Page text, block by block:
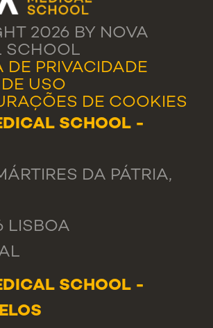
2026 BY NOVA
SCHOOL
DE PRIVACIDADE
USO
DE COOKIES
SCHOOL -
DA PÁTRIA,
LISBOA
SCHOOL -